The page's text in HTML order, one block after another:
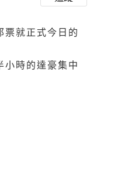
票就正式今日的
小時的達豪集中